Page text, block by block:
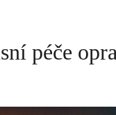
péče